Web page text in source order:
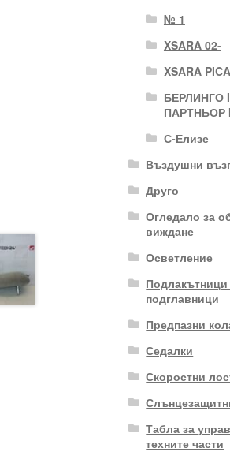
№ 1
XSARA 02-
XSARA
БЕРЛИНГО
ПАРТНЬОР
С-Елизе
Въздушни
Друго
Огледало за
виждане
Осветление
Подлакътници
подглавници
Предпазни
Седалки
Скоростни
Табла за
техните части